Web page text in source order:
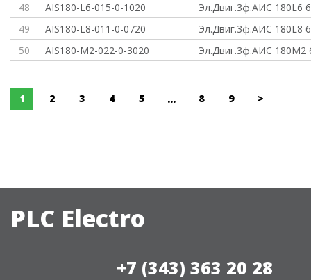
48
AIS180-L6-015-0-1020
Эл.Двиг.3ф.АИС 180L6
49
AIS180-L8-011-0-0720
Эл.Двиг.3ф.АИС 180L8
50
AIS180-M2-022-0-3020 Эл.Двиг.3ф.АИС 180M2
1 2 3 4 5 ... 8 9 >
PLC Electro
+7 (343) 363 20 28